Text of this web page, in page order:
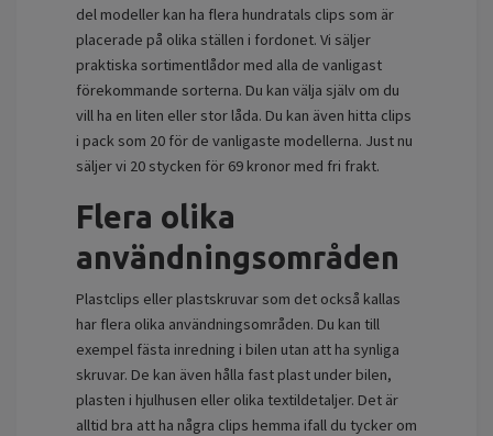
del modeller kan ha flera hundratals clips som är
placerade på olika ställen i fordonet. Vi säljer
praktiska sortimentlådor med alla de vanligast
förekommande sorterna. Du kan välja själv om du
vill ha en liten eller stor låda. Du kan även hitta clips
i pack som 20 för de vanligaste modellerna. Just nu
säljer vi 20 stycken för 69 kronor med fri frakt.
Flera olika
användningsområden
Plastclips eller plastskruvar som det också kallas
har flera olika användningsområden. Du kan till
exempel fästa inredning i bilen utan att ha synliga
skruvar. De kan även hålla fast plast under bilen,
plasten i hjulhusen eller olika textildetaljer. Det är
alltid bra att ha några clips hemma ifall du tycker om